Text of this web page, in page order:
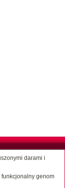
darami i
funkcjonalny genom